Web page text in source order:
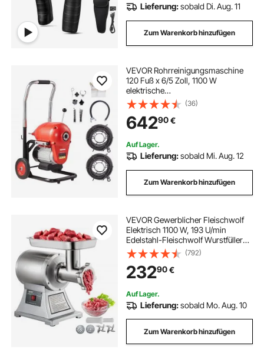
Lieferung:sobald Di. Aug. 11
Zum Warenkorb hinzufügen
VEVOR Rohrreinigungsmaschine
120 Fuß x 6/5 Zoll, 1100 W
elektrische
Rohrreinigungsmaschine mit
manueller Zufuhr – mit 6
Schneidern und CW/CCW-
Steuerung für 4" bis 8" Rohre
(36)
64290€
Auf Lager.
Lieferung:sobald Mi. Aug. 12
Zum Warenkorb hinzufügen
VEVOR Gewerblicher Fleischwolf
Elektrisch 1100 W, 193 U/min
Edelstahl-Fleischwolf Wurstfüller
mit Lochscheiben und Stopfer,
Hochleistungs-
Fleischwolfmaschine
Wurstfüllmaschine Silber
(792)
23290€
Auf Lager.
Lieferung:sobald Mo. Aug. 10
Zum Warenkorb hinzufügen